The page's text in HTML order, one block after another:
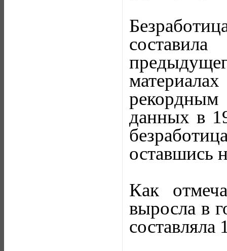
рекордным
данных в
оставшись
Как
выросла в